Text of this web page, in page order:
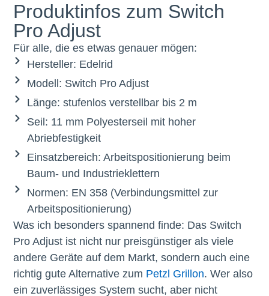
Produktinfos zum Switch
Pro Adjust
Für alle, die es etwas genauer mögen:
Hersteller: Edelrid
Modell: Switch Pro Adjust
Länge: stufenlos verstellbar bis 2 m
Seil: 11 mm Polyesterseil mit hoher
Abriebfestigkeit
Einsatzbereich: Arbeitspositionierung beim
Baum- und Industrieklettern
Normen: EN 358 (Verbindungsmittel zur
Arbeitspositionierung)
Was ich besonders spannend finde: Das Switch
Pro Adjust ist nicht nur preisgünstiger als viele
andere Geräte auf dem Markt, sondern auch eine
richtig gute Alternative zum Petzl Grillon. Wer also
ein zuverlässiges System sucht, aber nicht